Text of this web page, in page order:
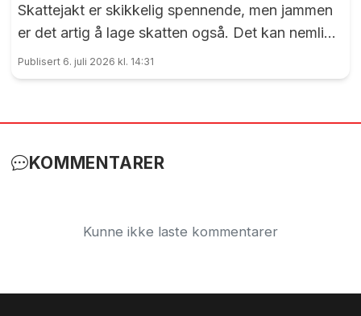
Skattejakt er skikkelig spennende, men jammen
er det artig å lage skatten også. Det kan nemlig
elevene ved Vilberg barneskole skrive under på.
Denne saken ble publisert for første gang 15. juni
Publisert 6. juli 2026 kl. 14:31
KOMMENTARER
Kunne ikke laste kommentarer